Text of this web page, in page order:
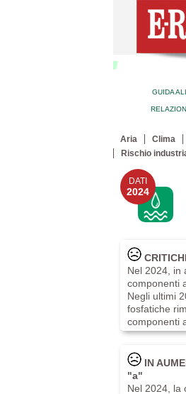
GUIDA
Aria Clima
Rischio
DATI
2024
Nel 2024, in
componenti
Negli ultimi
fosfatiche
componenti
IN
"a"
Nel 2024, la